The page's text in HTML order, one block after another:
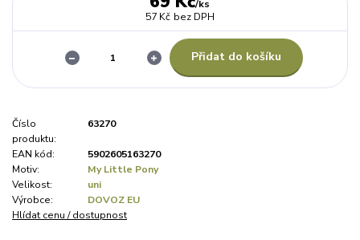
/ks
57 Kč bez DPH
Přidat do košíku
Číslo
produktu:
63270
EAN kód:
5902605163270
Motiv:
My Little Pony
Velikost:
uni
Výrobce:
DOVOZ EU
Hlídat cenu / dostupnost